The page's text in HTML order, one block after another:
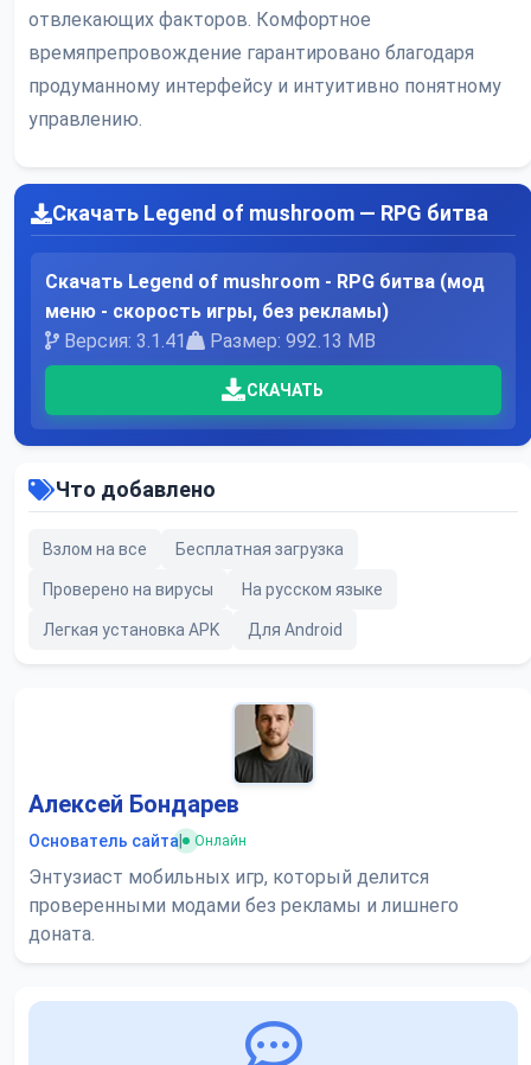
отвлекающих факторов. Комфортное
времяпрепровождение гарантировано благодаря
продуманному интерфейсу и интуитивно понятному
управлению.
Скачать Legend of mushroom — RPG битва
Скачать Legend of mushroom - RPG битва (мод
меню - скорость игры, без рекламы)
Версия: 3.1.41
Размер: 992.13 MB
СКАЧАТЬ
Что добавлено
Взлом на все Бесплатная загрузка
Проверено на вирусы На русском языке
Легкая установка APK Для Android
Алексей Бондарев
Основатель сайта Онлайн
Энтузиаст мобильных игр, который делится
проверенными модами без рекламы и лишнего
доната.